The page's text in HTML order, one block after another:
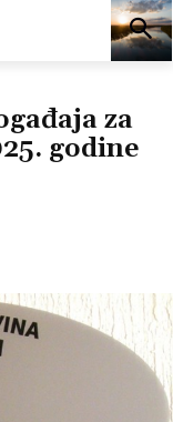
za
godine